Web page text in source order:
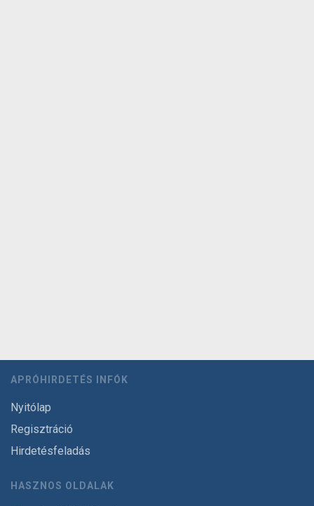
APRÓHIRDETÉS INFÓK
Nyitólap
Regisztráció
Hirdetésfeladás
HASZNOS OLDALAK